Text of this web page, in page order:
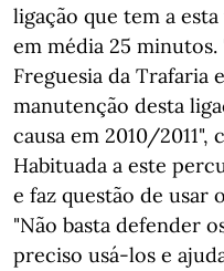
ligação que tem a
em média 25
Freguesia da Trafaria
manutenção desta
causa em 2010/2011",
Habituada a este
e faz questão de usar
"Não basta defender
preciso usá-los e